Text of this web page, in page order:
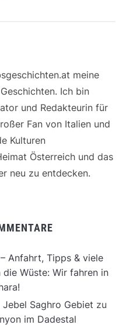
meine
Ich bin
und Redakteurin für
Fan von Italien und
Kulturen
Österreich und das
neu zu entdecken.
Anfahrt, Tipps & viele
Wüste: Wir fahren in
Saghro Gebiet zu
im Dadestal